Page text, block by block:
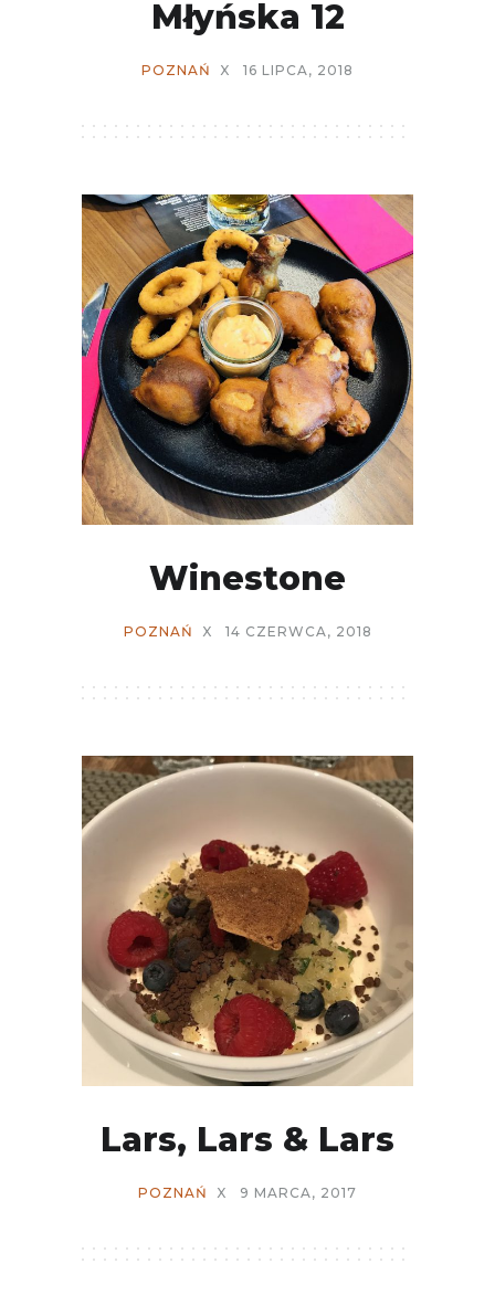
Młyńska 12
POZNAŃ X 16 LIPCA, 2018
Winestone
POZNAŃ X 14 CZERWCA, 2018
Lars, Lars & Lars
POZNAŃ X 9 MARCA, 2017